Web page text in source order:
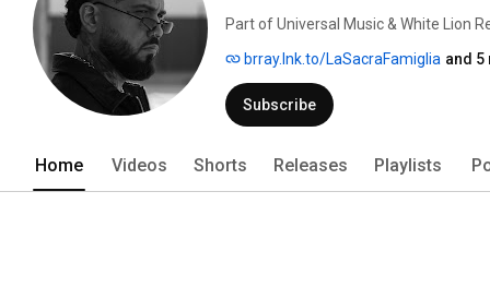
Part of Universal Music & White Lion
brray.lnk.to/LaSacraFamiglia and 5
Subscribe
Home Videos Shorts Releases Playlists